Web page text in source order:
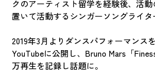
クのアーティスト留学を経験後、活
置いて活動するシンガーソングライタ
2019年3月よりダンスパフォーマンス
YouTubeに公開し、Bruno Mars「
万再生を記録し話題に。